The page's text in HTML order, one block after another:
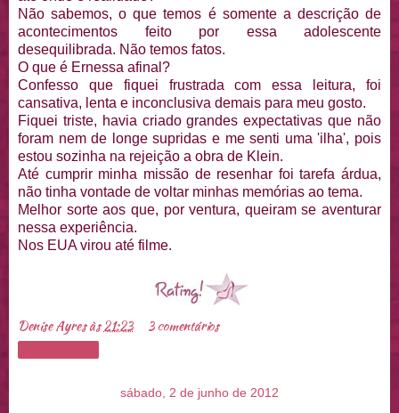
Não sabemos, o que temos é somente a descrição de
acontecimentos feito por essa adolescente
desequilibrada. Não temos fatos.
O que é Ernessa afinal?
Confesso que fiquei frustrada com essa leitura, foi
cansativa, lenta e inconclusiva demais para meu gosto.
Fiquei triste, havia criado grandes expectativas que não
foram nem de longe supridas e me senti uma 'ilha', pois
estou sozinha na rejeição a obra de Klein.
Até cumprir minha missão de resenhar foi tarefa árdua,
não tinha vontade de voltar minhas memórias ao tema.
Melhor sorte aos que, por ventura, queiram se aventurar
nessa experiência.
Nos EUA virou até filme.
Denise Ayresàs21:23 3 comentários
sábado, 2 de junho de 2012